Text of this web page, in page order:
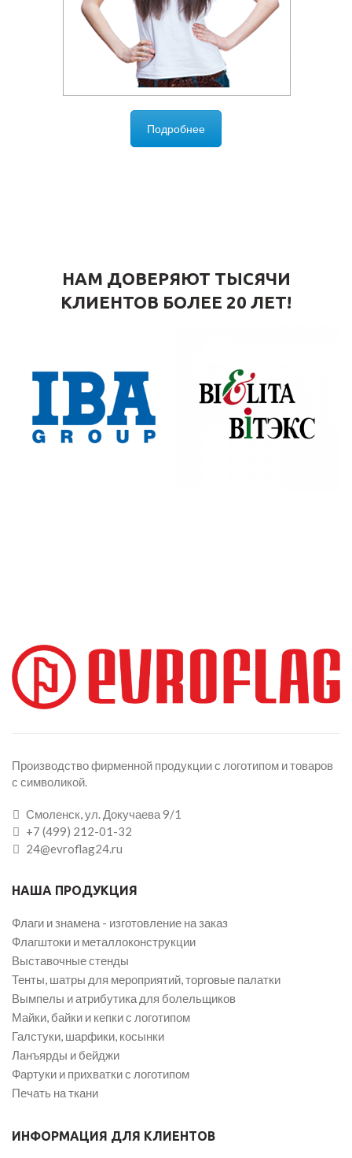
Подробнее
НАМ ДОВЕРЯЮТ ТЫСЯЧИ
КЛИЕНТОВ БОЛЕЕ 20 ЛЕТ!
Производство фирменной продукции с логотипом и товаров
с символикой.
Смоленск, ул. Докучаева 9/1
+7 (499) 212-01-32
24@evroflag24.ru
НАША ПРОДУКЦИЯ
Флаги и знамена - изготовление на заказ
Флагштоки и металлоконструкции
Выставочные стенды
Тенты, шатры для мероприятий, торговые палатки
Вымпелы и атрибутика для болельщиков
Майки, байки и кепки с логотипом
Галстуки, шарфики, косынки
Ланъярды и бейджи
Фартуки и прихватки с логотипом
Печать на ткани
ИНФОРМАЦИЯ ДЛЯ КЛИЕНТОВ